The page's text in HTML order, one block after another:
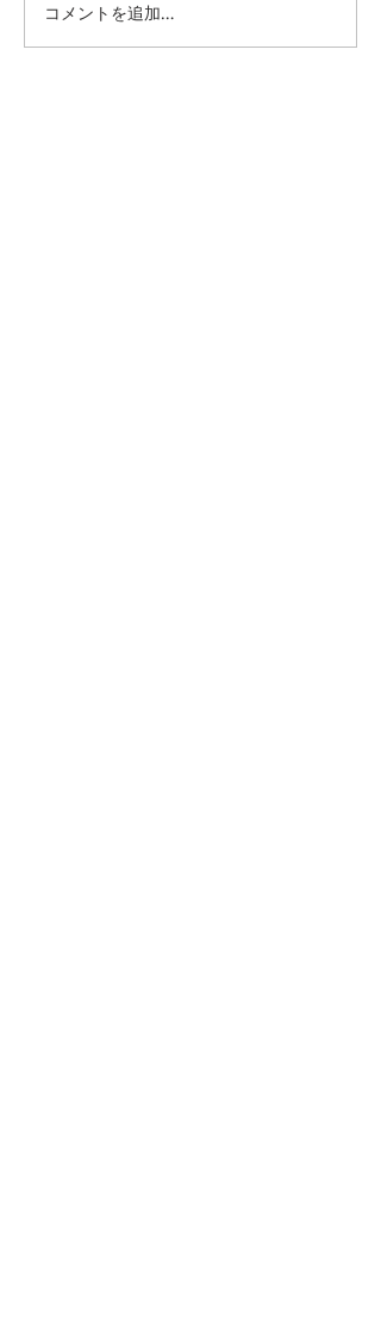
北村 環 氏の作品がテレビ
で紹介されました！
コメントを追加…